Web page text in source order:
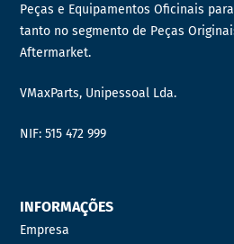
Peças e Equipamentos Oficinais
tanto no segmento de Peças
Aftermarket.
VMaxParts, Unipessoal Lda.
NIF: 515 472 999
INFORMAÇÕES
Empresa